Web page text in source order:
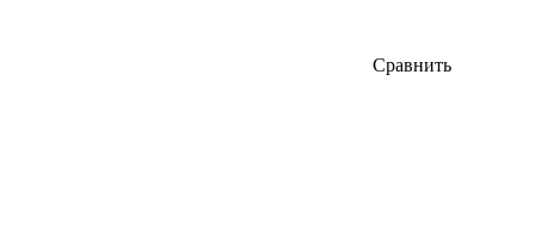
Сравнить